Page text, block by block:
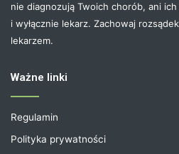
nie diagnozują Twoich chorób, ani
i wyłącznie lekarz. Zachowaj
lekarzem.
Ważne linki
Regulamin
Polityka prywatności